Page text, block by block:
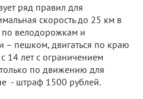
ряд правил для
скорость до 25 км в
по велодорожкам и
– пешком, двигаться по краю
14 лет с ограничением
по движению для
- штраф 1500 рублей.